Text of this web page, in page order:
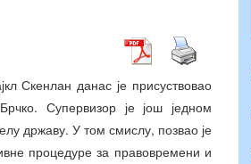
Скенлан данас је присуствовао
Супервизор је још једном
државу. У том смислу, позвао је
процедуре за правовремени и